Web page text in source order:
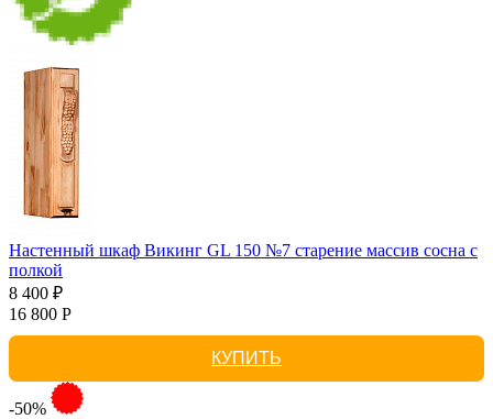
Настенный шкаф Викинг GL 150 №7 старение массив сосна с
полкой
8 400 ₽
16 800 Р
КУПИТЬ
-50%